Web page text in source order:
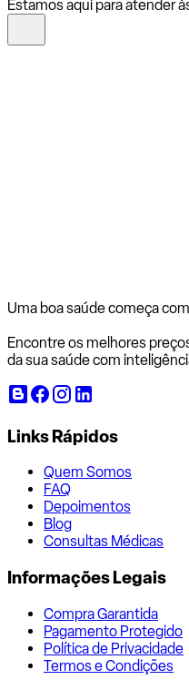
Estamos aqui para atender
Uma boa saúde começa com
Encontre os melhores
da sua saúde com
Links Rápidos
Quem Somos
FAQ
Depoimentos
Blog
Consultas Médicas
Informações Legais
Compra Garantida
Pagamento Protegido
Política de Privacidade
Termos e Condições